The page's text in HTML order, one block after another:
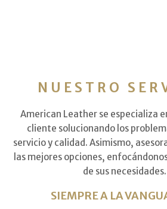
NUESTRO
American Leather se especializa
cliente solucionando los
servicio y calidad. Asimismo,
las mejores opciones,
de sus necesidades.
SIEMPRE A LA